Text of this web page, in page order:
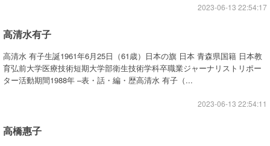
2023-06-13 22:54:17
高清水有子
高清水 有子生誕1961年6月25日（61歳）日本の旗 日本 青森県国籍 日本教
育弘前大学医療技術短期大学部衛生技術学科卒職業ジャーナリストリポー
ター活動期間1988年 –表・話・編・歴高清水 有子（...
2023-06-13 22:54:11
高橋惠子